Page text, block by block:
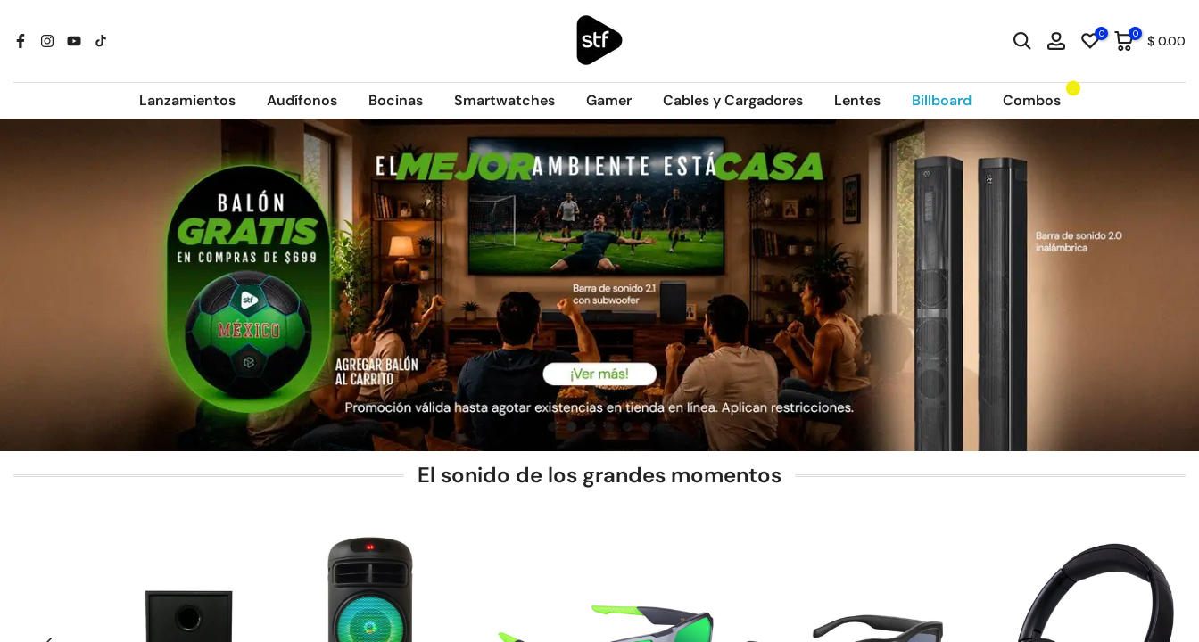
al
0 0 $ 0.00
Lanzamientos Audífonos Bocinas Smartwatches Gamer Cables y Cargadores Lentes Billboard Combos
.
El sonido de los grandes momentos